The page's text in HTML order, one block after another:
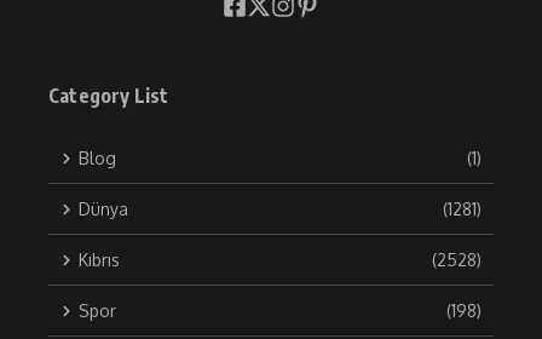
Category List
Blog (1)
Dünya (1281)
Kıbrıs (2528)
Spor (198)